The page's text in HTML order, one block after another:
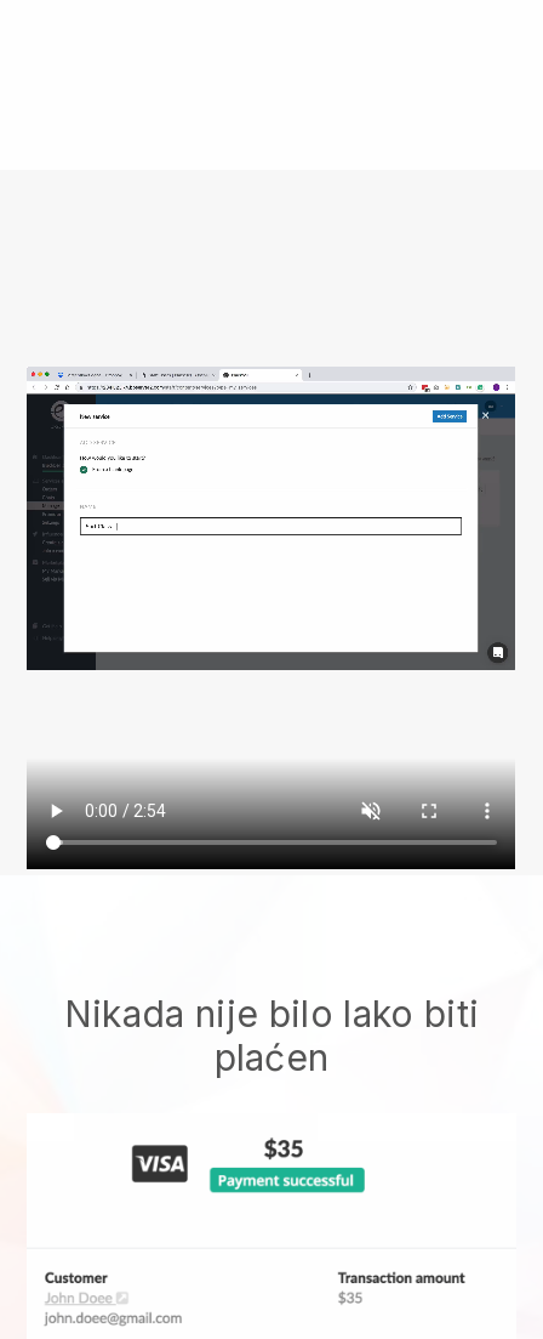
Nikada nije bilo lako biti
plaćen